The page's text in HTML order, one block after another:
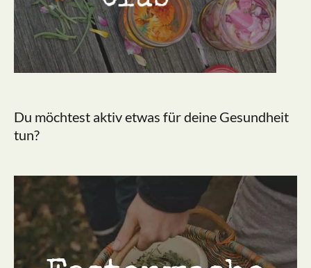
Du möchtest aktiv etwas für deine Gesundheit
tun?